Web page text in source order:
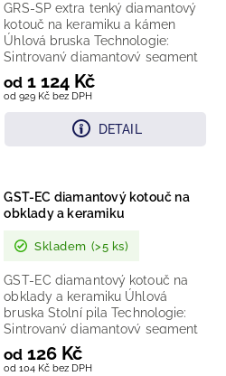
od 929 Kč bez DPH
od 1 124 Kč
DETAIL
GRS-SP extra tenký diamantový
kotouč na keramiku a kámen
Úhlová bruska Technologie:
Sintrovaný diamantový segment
Provedení: Celoobvodový
hladký...
GST-EC diamantový kotouč na
obklady a keramiku
Skladem (>5 ks)
od 104 Kč bez DPH
od 126 Kč
GST-EC diamantový kotouč na
obklady a keramiku Úhlová
bruska Stolní pila Technologie:
Sintrovaný diamantový segment
Provedení: Celoobvodový
hladký...